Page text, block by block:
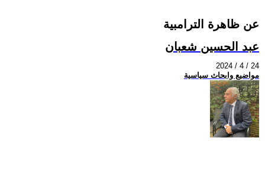
عن ظاهرة الترامبية
عبد الحسين شعبان
2024 / 4 / 24
مواضيع وابحاث سياسية